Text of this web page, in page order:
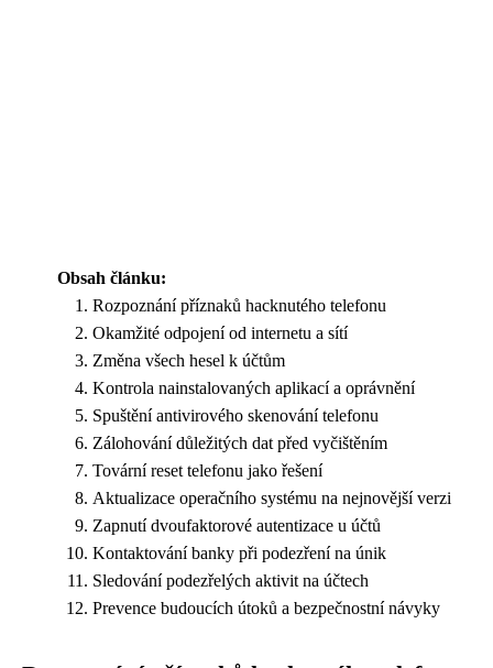
Obsah článku:
Rozpoznání příznaků hacknutého telefonu
Okamžité odpojení od internetu a sítí
Změna všech hesel k účtům
Kontrola nainstalovaných aplikací a oprávnění
Spuštění antivirového skenování telefonu
Zálohování důležitých dat před vyčištěním
Tovární reset telefonu jako řešení
Aktualizace operačního systému na nejnovější verzi
Zapnutí dvoufaktorové autentizace u účtů
Kontaktování banky při podezření na únik
Sledování podezřelých aktivit na účtech
Prevence budoucích útoků a bezpečnostní návyky